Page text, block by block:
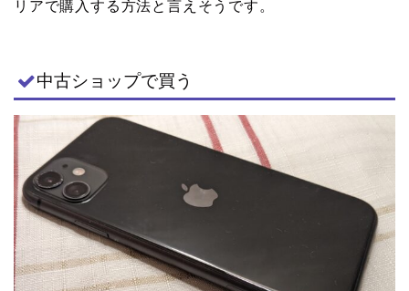
リアで購入する方法と言えそうです。
中古ショップで買う